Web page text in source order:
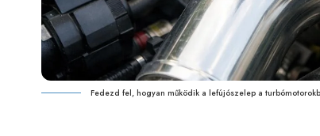
Fedezd fel, hogyan működik a lefújószelep a